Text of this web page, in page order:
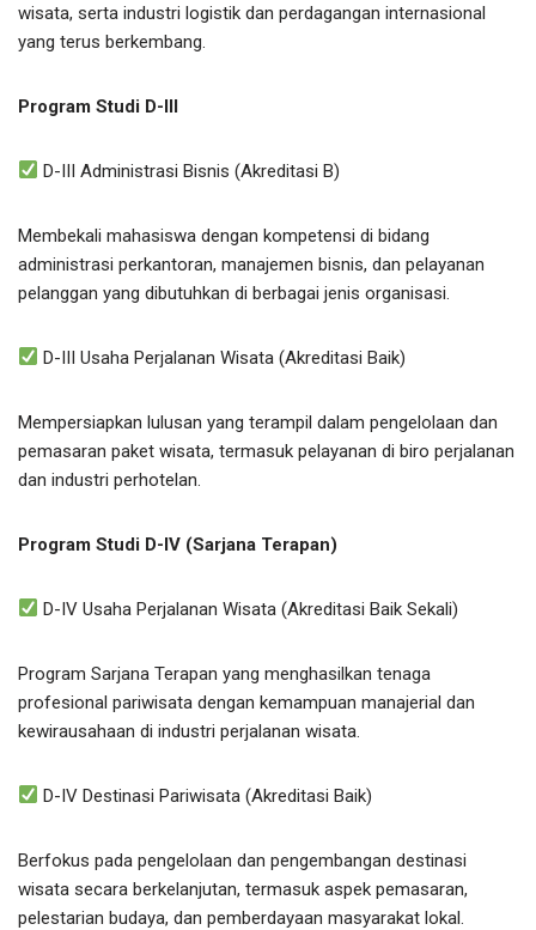
wisata, serta industri logistik dan perdagangan internasional
yang terus berkembang.
Program Studi D-III
D-III Administrasi Bisnis (Akreditasi B)
Membekali mahasiswa dengan kompetensi di bidang
administrasi perkantoran, manajemen bisnis, dan pelayanan
pelanggan yang dibutuhkan di berbagai jenis organisasi.
D-III Usaha Perjalanan Wisata (Akreditasi Baik)
Mempersiapkan lulusan yang terampil dalam pengelolaan dan
pemasaran paket wisata, termasuk pelayanan di biro perjalanan
dan industri perhotelan.
Program Studi D-IV (Sarjana Terapan)
D-IV Usaha Perjalanan Wisata (Akreditasi Baik Sekali)
Program Sarjana Terapan yang menghasilkan tenaga
profesional pariwisata dengan kemampuan manajerial dan
kewirausahaan di industri perjalanan wisata.
D-IV Destinasi Pariwisata (Akreditasi Baik)
Berfokus pada pengelolaan dan pengembangan destinasi
wisata secara berkelanjutan, termasuk aspek pemasaran,
pelestarian budaya, dan pemberdayaan masyarakat lokal.